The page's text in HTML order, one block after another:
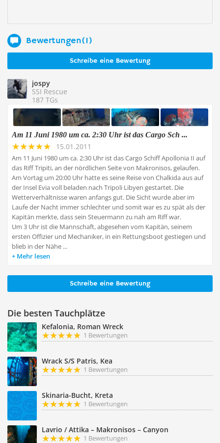
Bewertungen(1)
Schreibe eine Bewertung
jospy
SSI Rescue
187 TGs
Am 11 Juni 1980 um ca. 2:30 Uhr ist das Cargo Sch ...
15.01.2011
Am 11 Juni 1980 um ca. 2:30 Uhr ist das Cargo Schiff Apollonia II auf
das Riff Tripiti, an der nördlichen Seite von Makronisos, gelaufen.
Am Vortag um 20:00 Uhr hatte es seine Reise von Chalkida aus auf
der Insel Evia voll beladen nach Tripoli Libyen gestartet. Die
Wetterverhältnisse waren anfangs gut. Die Sicht wurde aber im
Laufe der Nacht immer schlechter und somit war es zu spät als der
Kapitän merkte, dass sein Steuermann zu nah am Riff war.
Um 3 Uhr ist die Mannschaft, abgesehen vom Kapitän, seinem
ersten Offizier und Mechaniker, in ein Rettungsboot gestiegen und
blieb in der Nähe ...
Mehr lesen
Schreibe eine Bewertung
Die besten Tauchplätze
Kefalonia, Roman Wreck
1 Bewertungen
Wrack S/S Patris, Kea
1 Bewertungen
Skinaria-Bucht, Kreta
1 Bewertungen
Lavrio / Attika – Makronisos – Canyon
1 Bewertungen